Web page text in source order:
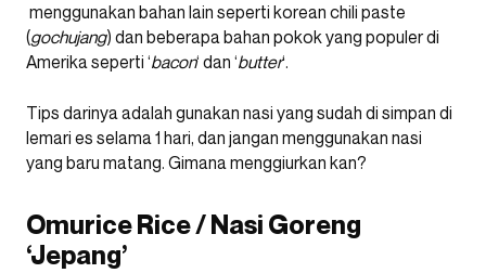
menggunakan bahan lain seperti korean chili paste
(gochujang) dan beberapa bahan pokok yang populer di
Amerika seperti ‘bacon‘ dan ‘butter‘.
Tips darinya adalah gunakan nasi yang sudah di simpan di
lemari es selama 1 hari, dan jangan menggunakan nasi
yang baru matang. Gimana menggiurkan kan?
Omurice Rice / Nasi Goreng
‘Jepang’